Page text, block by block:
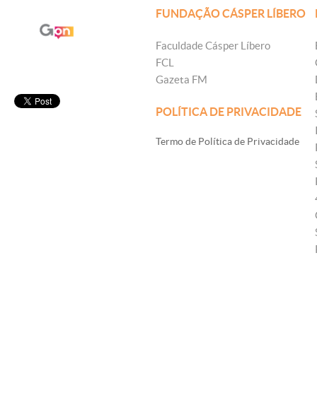
FUNDAÇÃO CÁSPER LÍBERO
Faculdade Cásper Líbero
FCL
Gazeta FM
POLÍTICA DE PRIVACIDADE
Termo de Política de Privacidade